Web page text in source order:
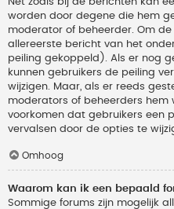
worden door degene die hem
moderator of beheerder. Om
allereerste bericht van het
peiling gekoppeld). Als er nog
kunnen gebruikers de peiling
wijzigen. Maar, als er reeds
moderators of beheerders hem
voorkomen dat gebruikers een
vervalsen door de opties te
Omhoog
Waarom kan ik een bepaald
Sommige forums zijn mogelijk